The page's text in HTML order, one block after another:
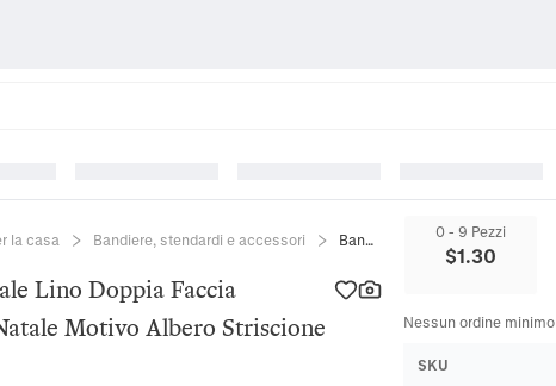
la casa Bandiere, stendardi e accessori Bandiera Da Giardino Di Natale Lino Doppia Faccia Decorazione Esterna Babbo Natale Motivo Albero Striscione
Lino Doppia Faccia
Motivo Albero Striscione
0 - 9 Pezzi
$1.30
Nessun ordine minimo
SKU